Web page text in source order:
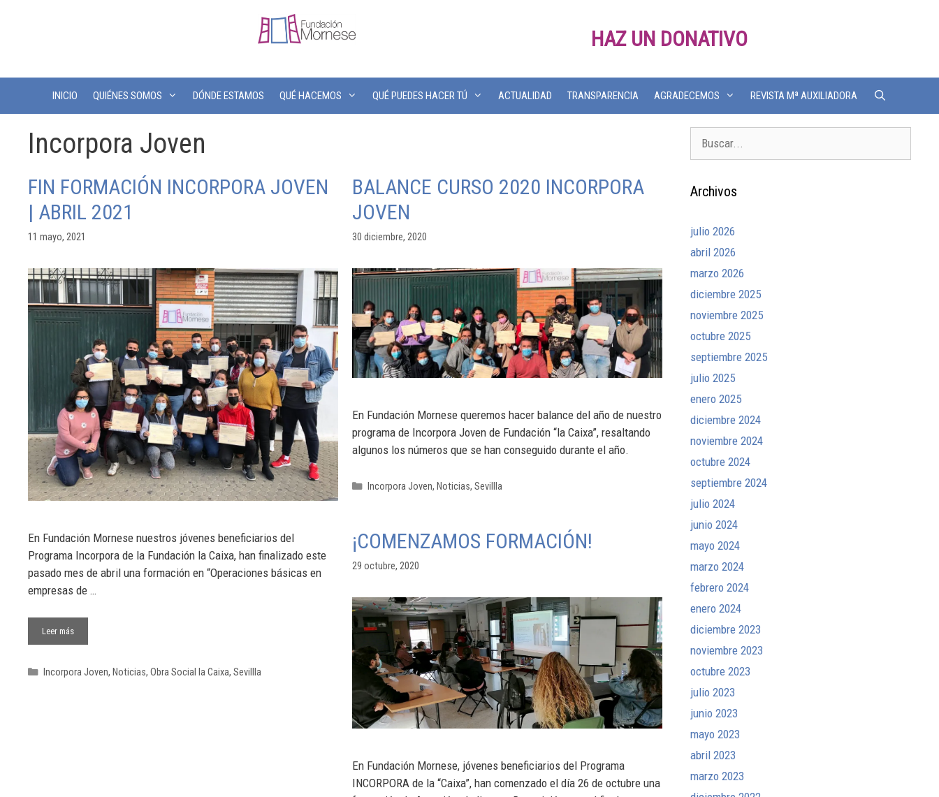
HAZ UN DONATIVO
INICIO QUIÉNES SOMOS DÓNDE ESTAMOS QUÉ HACEMOS QUÉ PUEDES HACER TÚ ACTUALIDAD TRANSPARENCIA AGRADECEMOS REVISTA Mª AUXILIADORA
Incorpora Joven
FIN FORMACIÓN INCORPORA JOVEN
| ABRIL 2021
11 mayo, 2021
En Fundación Mornese nuestros jóvenes beneficiarios del
Programa Incorpora de la Fundación la Caixa, han finalizado este
pasado mes de abril una formación en “Operaciones básicas en
empresas de …
Leer más
Incorpora Joven, Noticias, Obra Social la Caixa, Sevillla
BALANCE CURSO 2020 INCORPORA
JOVEN
30 diciembre, 2020
En Fundación Mornese queremos hacer balance del año de nuestro
programa de Incorpora Joven de Fundación “la Caixa”, resaltando
algunos los números que se han conseguido durante el año.
Incorpora Joven, Noticias, Sevillla
¡COMENZAMOS FORMACIÓN!
29 octubre, 2020
En Fundación Mornese, jóvenes beneficiarios del Programa
INCORPORA de la “Caixa”, han comenzado el día 26 de octubre una
Archivos
julio 2026
abril 2026
marzo 2026
diciembre 2025
noviembre 2025
octubre 2025
septiembre 2025
julio 2025
enero 2025
diciembre 2024
noviembre 2024
octubre 2024
septiembre 2024
julio 2024
junio 2024
mayo 2024
marzo 2024
febrero 2024
enero 2024
diciembre 2023
noviembre 2023
octubre 2023
julio 2023
junio 2023
mayo 2023
abril 2023
marzo 2023